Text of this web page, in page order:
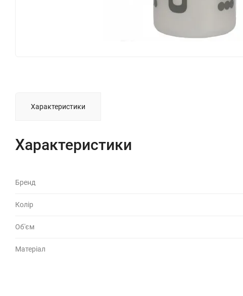
Характеристики
Характеристики
Бренд
Колір
Об'єм
Матеріал